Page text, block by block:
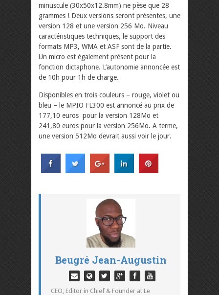
minuscule (30x50x12.8mm) ne pèse que 28
grammes ! Deux versions seront présentes, une
version 128 et une version 256 Mo. Niveau
caractéristiques techniques, le support des
formats MP3, WMA et ASF sont de la partie.
Un micro est également présent pour la
fonction dictaphone. L’autonomie annoncée est
de 10h pour 1h de charge.
Disponibles en trois couleurs – rouge, violet ou
bleu – le MPIO FL300 est annoncé au prix de
177,10 euros pour la version 128Mo et
241,80 euros pour la version 256Mo. A terme,
une version 512Mo devrait aussi voir le jour.
Beugré Jean-Augustin
CEO, Editor in Chief & Founder at Le